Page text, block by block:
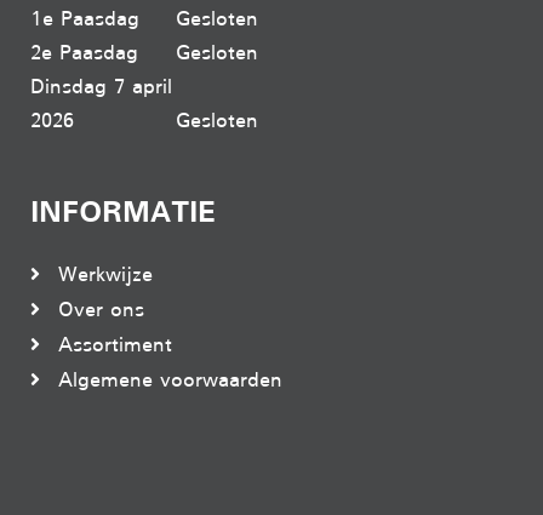
1e Paasdag
Gesloten
2e Paasdag
Gesloten
Dinsdag 7 april
2026
Gesloten
INFORMATIE
Werkwijze
Over ons
Assortiment
Algemene voorwaarden